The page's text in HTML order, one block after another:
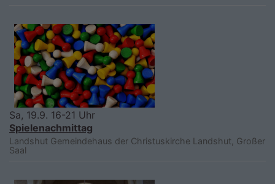
Sa, 19.9. 16-21 Uhr
Spielenachmittag
Landshut Gemeindehaus der Christuskirche Landshut, Großer
Saal